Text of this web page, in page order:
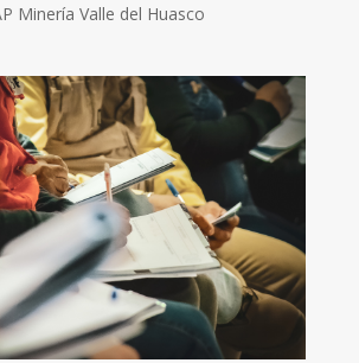
Minería Valle del Huasco